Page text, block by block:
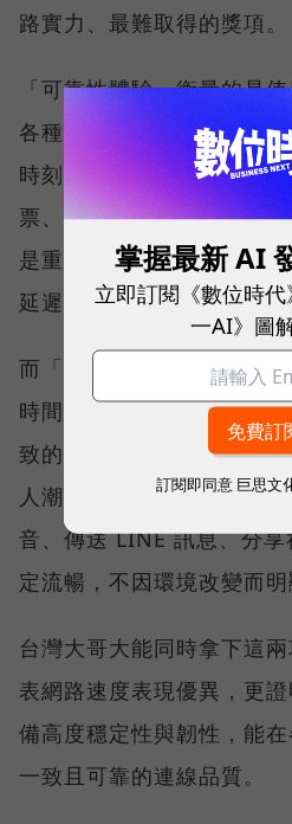
路實力、最難取得的獎項。
「可靠性體驗」衡量的是
各種數位應用，因此，考
時刻不中斷的能力。例如，
票、秒殺限量商品、超商
是重要的線上會議，都需
延遲且持續運作。
而「品質一致性」則是衡
時間、不同地點、不同網
致的網路服務品質。無論
人潮密集場域，或是在高速
音、傳送 LINE 訊息、分
定流暢，不因環境改變而明
台灣大哥大能同時拿下這
表網路速度表現優異，更
備高度穩定性與韌性，能
一致且可靠的連線品質。
掌握最新 AI
立即訂閱《數位時
一AI》圖
訂閱即同意 巨思文